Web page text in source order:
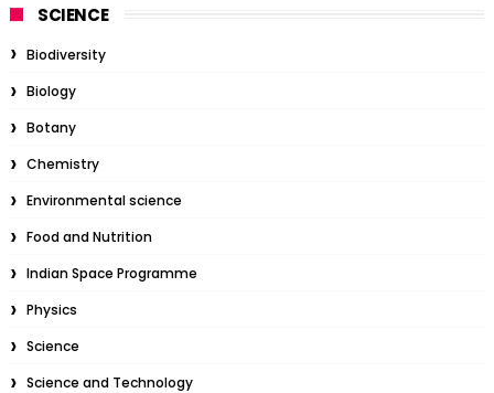
SCIENCE
Biodiversity
Biology
Botany
Chemistry
Environmental science
Food and Nutrition
Indian Space Programme
Physics
Science
Science and Technology